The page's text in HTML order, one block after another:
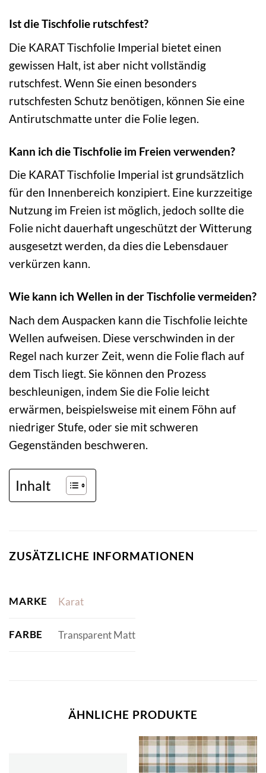
Ist die Tischfolie rutschfest?
Die KARAT Tischfolie Imperial bietet einen
gewissen Halt, ist aber nicht vollständig
rutschfest. Wenn Sie einen besonders
rutschfesten Schutz benötigen, können Sie eine
Antirutschmatte unter die Folie legen.
Kann ich die Tischfolie im Freien verwenden?
Die KARAT Tischfolie Imperial ist grundsätzlich
für den Innenbereich konzipiert. Eine kurzzeitige
Nutzung im Freien ist möglich, jedoch sollte die
Folie nicht dauerhaft ungeschützt der Witterung
ausgesetzt werden, da dies die Lebensdauer
verkürzen kann.
Wie kann ich Wellen in der Tischfolie vermeiden?
Nach dem Auspacken kann die Tischfolie leichte
Wellen aufweisen. Diese verschwinden in der
Regel nach kurzer Zeit, wenn die Folie flach auf
dem Tisch liegt. Sie können den Prozess
beschleunigen, indem Sie die Folie leicht
erwärmen, beispielsweise mit einem Föhn auf
niedriger Stufe, oder sie mit schweren
Gegenständen beschweren.
Inhalt
ZUSÄTZLICHE INFORMATIONEN
MARKE Karat
FARBE Transparent Matt
ÄHNLICHE PRODUKTE